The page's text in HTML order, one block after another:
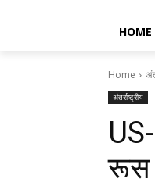
HOME
Home
अंतर्राष्ट्रीय
रूस